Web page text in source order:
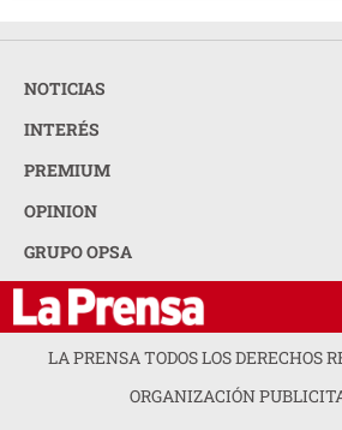
NOTICIAS
INTERÉS
PREMIUM
OPINION
GRUPO OPSA
LA PRENSA TODOS LOS DERECHOS
ORGANIZACIÓN